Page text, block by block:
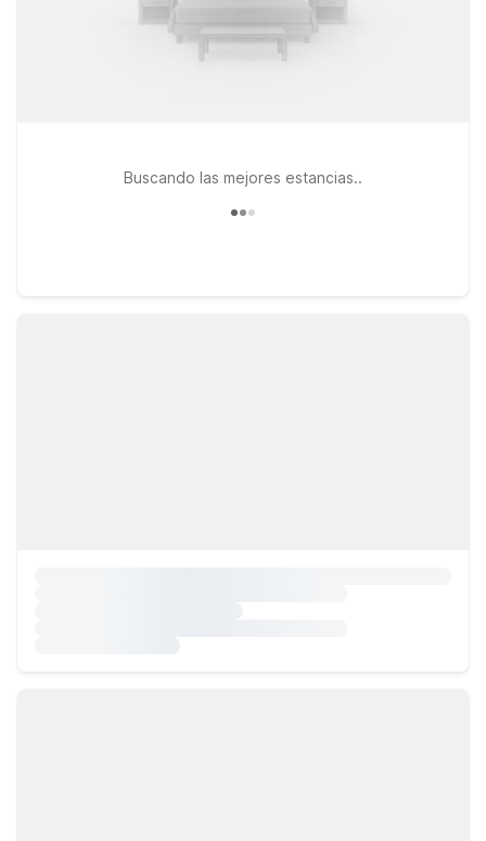
Buscando las mejores estancias..